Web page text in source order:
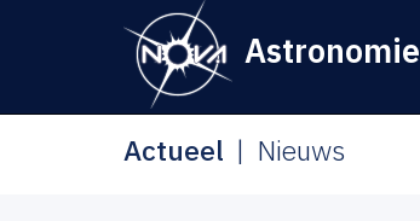
Astronomie
Actueel Nieuws